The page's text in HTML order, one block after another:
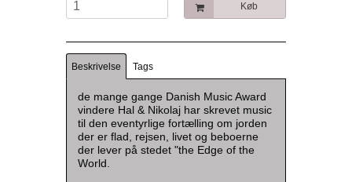
Køb
Beskrivelse Tags
de mange gange Danish Music Award
vindere Hal & Nikolaj har skrevet music
til den eventyrlige fortælling om jorden
der er flad, rejsen, livet og beboerne
der lever på stedet "the Edge of the
World.